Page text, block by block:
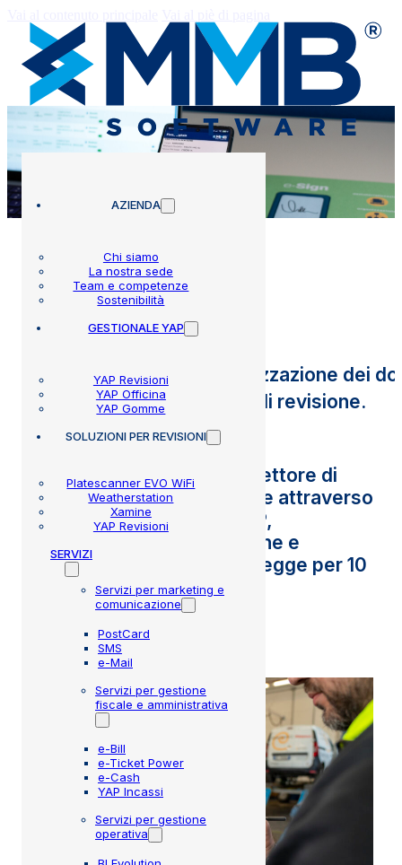
AZIENDA
Chi siamo
La nostra sede
Team e competenze
Sostenibilità
GESTIONALE YAP
YAP Revisioni
YAP Officina
YAP Gomme
SOLUZIONIPER REVISIONI
Platescanner EVO WiFi
Weatherstation
Xamine
YAP Revisioni
SERVIZI
Servizi per marketing e
comunicazione
PostCard
SMS
e-Mail
Servizi per gestione
fiscale e amministrativa
e-Bill
e-Ticket Power
e-Cash
YAP Incassi
Servizi per gestione
operativa
e-Sign PRO
La soluzione per la digitalizzazione dei
elettronica dell’ispettore di revisione.
Il servizio permette all’ispettore di
firmare i referti di revisione attraverso
MyYAP o il gestionale YAP,
integrando la conservazione e
consultazione a norma di legge per 10